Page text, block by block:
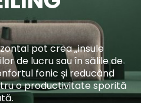
pot crea „insule
de lucru sau în sălile de
fonic și reducând
o productivitate sporită